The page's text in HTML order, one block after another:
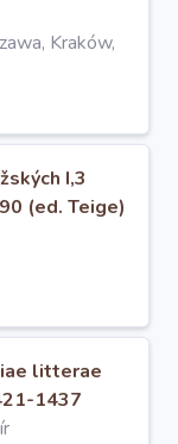
Kraków,
I,3
(ed. Teige)
litterae
1437